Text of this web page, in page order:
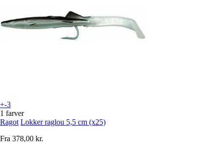
+-3
1 farver
Ragot Lokker raglou 5,5 cm (x25)
Fra 378,00 kr.